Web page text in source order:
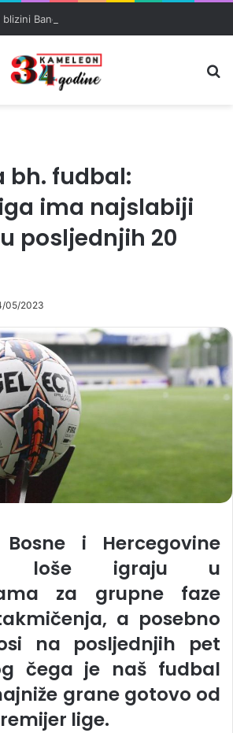
bh. fudbal:
ima najslabiji
posljednjih 20
05/2023
i Hercegovine
loše igraju u
za grupne faze
a posebno
na posljednjih pet
čega je naš fudbal
grane gotovo od
lige.